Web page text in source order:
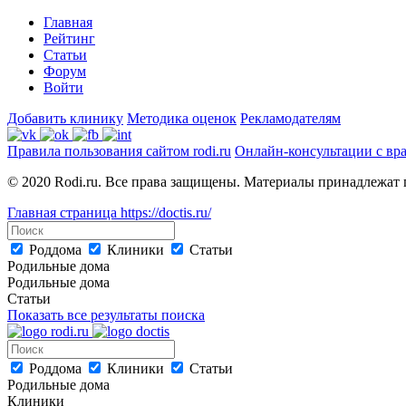
Главная
Рейтинг
Статьи
Форум
Войти
Добавить клинику Методика оценок Рекламодателям
Правила пользования сайтом rodi.ru Онлайн-консультации с
© 2020 Rodi.ru. Все права защищены. Материалы принадлежат
Главная страница https://doctis.ru/
Роддома Клиники
Статьи
Родильные дома
Родильные дома
Статьи
Показать все результаты поиска
Роддома Клиники
Статьи
Родильные дома
Клиники